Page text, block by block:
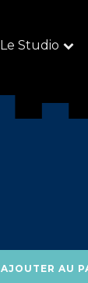
Le Studio
AJOUTER AU